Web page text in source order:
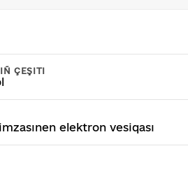
ÇEŞITI
elektron vesiqası